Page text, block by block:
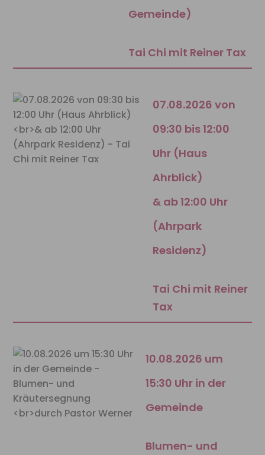
Gemeinde)
Tai Chi mit Reiner Tax
07.08.2026 von
09:30 bis 12:00
Uhr (Haus
Ahrblick)
& ab 12:00 Uhr
(Ahrpark
Residenz)
Tai Chi mit Reiner
Tax
10.08.2026 um
15:30 Uhr in der
Gemeinde
Blumen- und